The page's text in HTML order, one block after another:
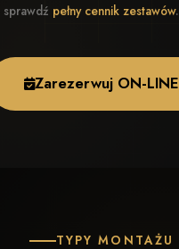
pełny cennik zestawów.
Zarezerwuj ON-LINE
TYPY MONTAŻU